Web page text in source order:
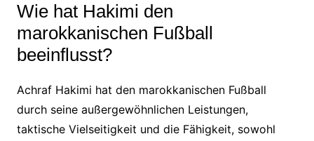
Wie hat Hakimi den
marokkanischen Fußball
beeinflusst?
Achraf Hakimi hat den marokkanischen Fußball
durch seine außergewöhnlichen Leistungen,
taktische Vielseitigkeit und die Fähigkeit, sowohl